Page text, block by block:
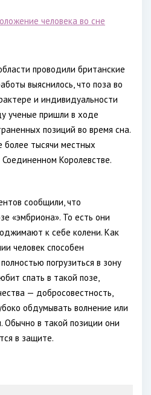
проводили британские
выяснилось, что поза во
и индивидуальности
ученые пришли в ходе
позиций во время сна.
более тысячи местных
Королевстве.
сообщили, что
«эмбриона». То есть они
к себе колени. Как
человек способен
погрузиться в зону
спать в такой позе,
— добросовестность,
обдумывать волнение или
Обычно в такой позиции они
в защите.